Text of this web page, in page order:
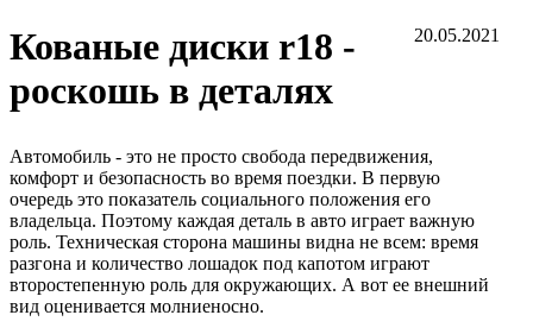
20.05.2021
Кованые диски r18 -
роскошь в деталях
Автомобиль - это не просто свобода передвижения,
комфорт и безопасность во время поездки. В первую
очередь это показатель социального положения его
владельца. Поэтому каждая деталь в авто играет важную
роль. Техническая сторона машины видна не всем: время
разгона и количество лошадок под капотом играют
второстепенную роль для окружающих. А вот ее внешний
вид оценивается молниеносно.